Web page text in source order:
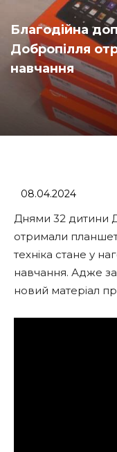
Благодійна
Добропілля
навчання
08.04.2024
Днями 32 дитини
отримали
техніка стане у
навчання. Адже
новий матеріал